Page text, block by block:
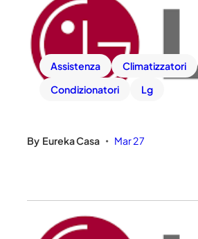
Assistenza
Climatizzatori
Condizionatori
Lg
By Eureka Casa • Mar 27